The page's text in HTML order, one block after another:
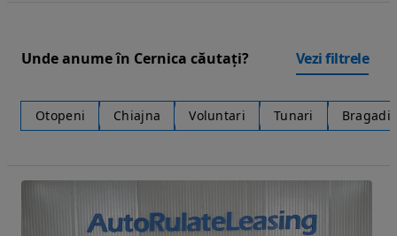
Unde anume în Cernica căutați? Vezi filtrele
Otopeni Chiajna Voluntari Tunari